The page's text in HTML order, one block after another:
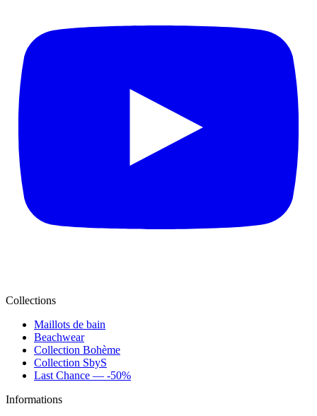
Collections
Maillots de bain
Beachwear
Collection Bohème
Collection SbyS
Last Chance — -50%
Informations